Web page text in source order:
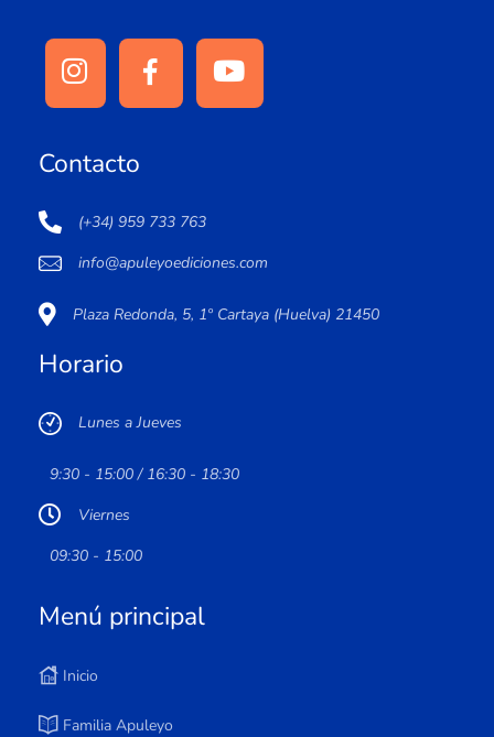
Contacto
(+34) 959 733 763
info@apuleyoediciones.com
Plaza Redonda, 5, 1º Cartaya (Huelva) 21450
Horario
Lunes a Jueves
9:30 - 15:00 / 16:30 - 18:30
Viernes
09:30 - 15:00
Menú principal
Inicio
Familia Apuleyo